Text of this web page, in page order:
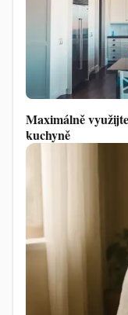
Maximálně
kuchyně